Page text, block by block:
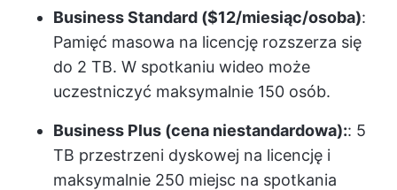
Business Standard ($12/miesiąc/osoba):
Pamięć masowa na licencję rozszerza się
do 2 TB. W spotkaniu wideo może
uczestniczyć maksymalnie 150 osób.
Business Plus (cena niestandardowa):: 5
TB przestrzeni dyskowej na licencję i
maksymalnie 250 miejsc na spotkania